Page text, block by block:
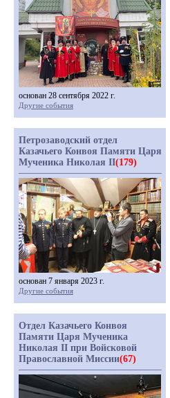
основан 28 сентября 2022 г.
Другие события
Петрозаводский отдел
Казачьего Конвоя Памяти Царя
Мученика Николая II(179)
основан 7 января 2023 г.
Другие события
Отдел Казачьего Конвоя
Памяти Царя Мученика
Николая II при Войсковой
Православной Миссии(67)